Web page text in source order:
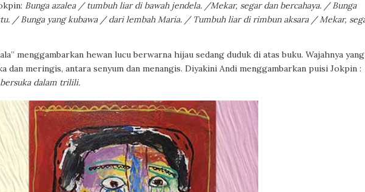
Bunga azalea / tumbuh liar di bawah jendela. /Mekar, segar dan bercahaya. / Bunga
/ Bunga yang kubawa / dari lembah Maria. / Tumbuh liar di rimbun aksara / Mekar,
menggambarkan hewan lucu berwarna hijau sedang duduk di atas buku. Wajahnya yang
dan meringis, antara senyum dan menangis. Diyakini Andi menggambarkan puisi Jokpin :
dalam trilili.